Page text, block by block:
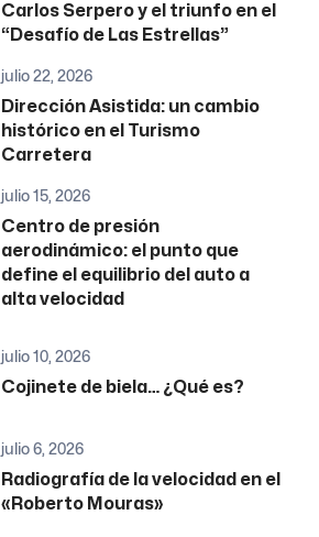
Carlos Serpero y el triunfo en el
“Desafío de Las Estrellas”
julio 22, 2026
Dirección Asistida: un cambio
histórico en el Turismo
Carretera
julio 15, 2026
Centro de presión
aerodinámico: el punto que
define el equilibrio del auto a
alta velocidad
julio 10, 2026
Cojinete de biela… ¿Qué es?
julio 6, 2026
Radiografía de la velocidad en el
«Roberto Mouras»